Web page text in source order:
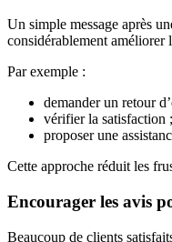
Un simple message après
considérablement améliorer
Par exemple :
demander un retour
vérifier la satisfaction ;
proposer une
Cette approche réduit les
Encourager les avis
Beaucoup de clients